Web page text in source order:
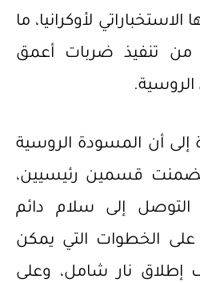
لأوكرانيا، ما
من تنفيذ ضربات أعمق
الروسية.
إلى أن المسودة الروسية
قسمين رئيسيين،
التوصل إلى سلام دائم
على الخطوات التي يمكن
إطلاق نار شامل، وعلى